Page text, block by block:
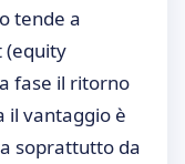
tende a
(equity
fase il ritorno
il vantaggio è
soprattutto da